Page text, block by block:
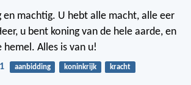
en machtig. U hebt alle macht, alle eer
u bent koning van de hele aarde, en
hemel. Alles is van u!
aanbidding koninkrijk kracht